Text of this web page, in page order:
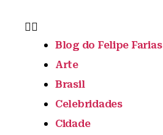
Blog do Felipe Farias
Arte
Brasil
Celebridades
Cidade